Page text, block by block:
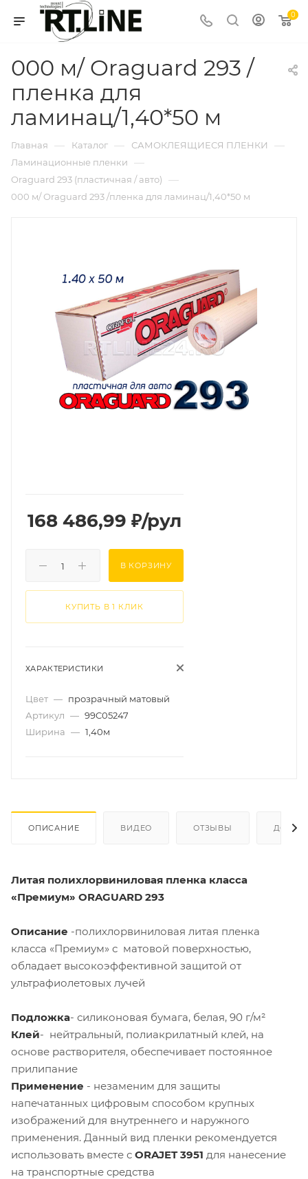
0
000 м/ Oraguard 293 /
пленка для
ламинац/1,40*50 м
Главная — Каталог — САМОКЛЕЯЩИЕСЯ ПЛЕНКИ —
Ламинационные пленки —
Oraguard 293 (пластичная / авто) —
000 м/ Oraguard 293 /пленка для ламинац/1,40*50 м
168 486,99 ₽/рул
В КОРЗИНУ
КУПИТЬ В 1 КЛИК
ХАРАКТЕРИСТИКИ
Цвет — прозрачный матовый
Артикул — 99C05247
Ширина — 1,40м
ОПИСАНИЕ ВИДЕО ОТЗЫВЫ
Литая полихлорвиниловая пленка класса
«Премиум» ORAGUARD 293
Описание -полихлорвиниловая литая пленка
класса «Премиум» с матовой поверхностью,
обладает высокоэффективной защитой от
ультрафиолетовых лучей
Подложка- силиконовая бумага, белая, 90 г/м²
Клей- нейтральный, полиакрилатный клей, на
основе растворителя, обеспечивает постоянное
прилипание
Применение - незаменим для защиты
напечатанных цифровым способом крупных
изображений для внутреннего и наружного
применения. Данный вид пленки рекомендуется
использовать вместе с ORAJET 3951 для нанесение
на транспортные средства